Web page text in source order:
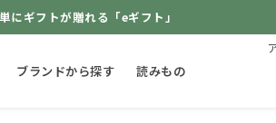
にギフトが贈れる「eギフト」
ブランドから探す 読みもの